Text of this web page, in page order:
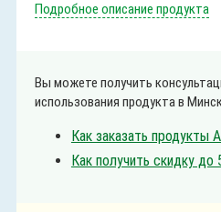
Подробное описание продукта
Вы можете получить
использования продукта в
Как заказать продукты
Как получить скидку до